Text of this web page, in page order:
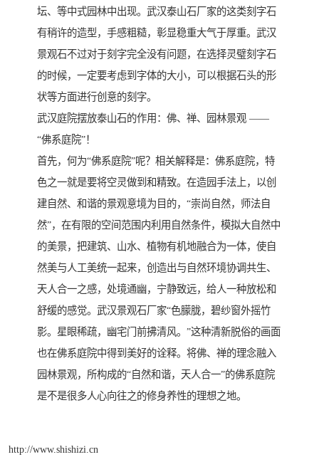
坛、等中式园林中出现。武汉泰山石厂家的这类刻字石
有稍许的造型，手感粗糙，彰显稳重大气于厚重。武汉
景观石不过对于刻字完全没有问题，在选择灵璧刻字石
的时候，一定要考虑到字体的大小，可以根据石头的形
状等方面进行创意的刻字。
武汉庭院摆放泰山石的作用：佛、禅、园林景观 ——
“佛系庭院”！
首先，何为“佛系庭院”呢？相关解释是：佛系庭院，特
色之一就是要将空灵做到和精致。在造园手法上，以创
建自然、和谐的景观意境为目的，“崇尚自然，师法自
然”，在有限的空间范围内利用自然条件，模拟大自然中
的美景，把建筑、山水、植物有机地融合为一体，使自
然美与人工美统一起来，创造出与自然环境协调共生、
天人合一之感，处境通幽，宁静致远，给人一种放松和
舒缓的感觉。武汉景观石厂家“色朦胧，碧纱窗外摇竹
影。星眼稀疏，幽宅门前拂清风。”这种清新脱俗的画面
也在佛系庭院中得到美好的诠释。将佛、禅的理念融入
园林景观，所构成的“自然和谐，天人合一”的佛系庭院
是不是很多人心向往之的修身养性的理想之地。
http://www.shishizi.cn